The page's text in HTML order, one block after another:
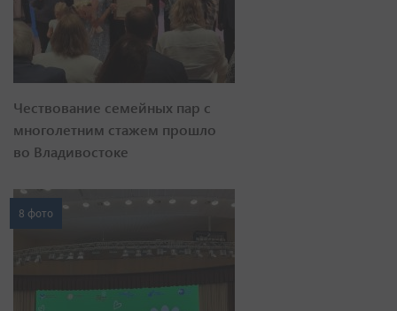
Чествование семейных пар с
многолетним стажем прошло
во Владивостоке
8 фото